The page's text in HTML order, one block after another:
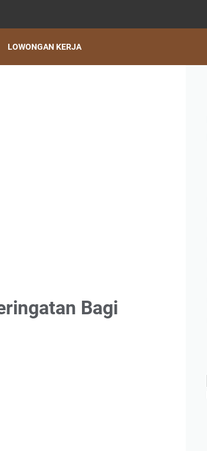
LOWONGAN KERJA
Bagi